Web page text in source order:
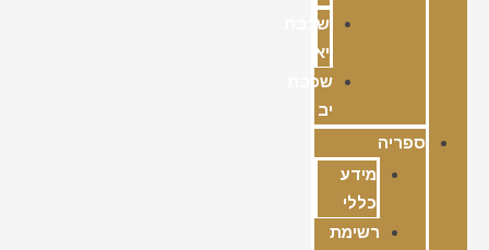
שכבת
יא
שכבת
יב
ספריה
מידע
כללי
רשימת